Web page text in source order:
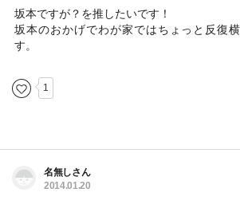
坂本ですが？を推したいです！
坂本のおかげでわが家ではちょっと反復
す。
1
名無しさん
2014.01.20